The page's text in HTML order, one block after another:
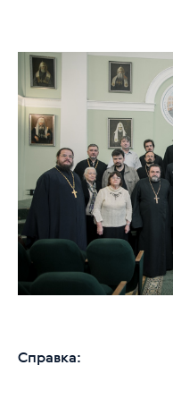
Справка: